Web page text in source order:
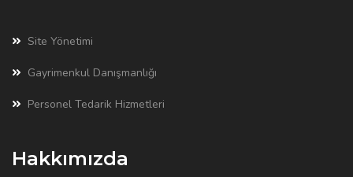
Site Yönetimi
Gayrimenkul Danışmanlığı
Personel Tedarik Hizmetleri
Hakkımızda